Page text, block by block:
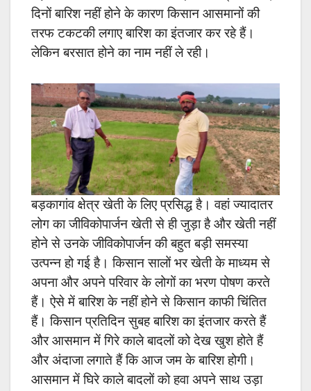
दिनों बारिश नहीं होने के कारण किसान आसमानों की
तरफ टकटकी लगाए बारिश का इंतजार कर रहे हैं।
लेकिन बरसात होने का नाम नहीं ले रही।
बड़कागांव क्षेत्र खेती के लिए प्रसिद्ध है। वहां ज्यादातर
लोग का जीविकोपार्जन खेती से ही जुड़ा है और खेती नहीं
होने से उनके जीविकोपार्जन की बहुत बड़ी समस्या
उत्पन्न हो गई है। किसान सालों भर खेती के माध्यम से
अपना और अपने परिवार के लोगों का भरण पोषण करते
हैं। ऐसे में बारिश के नहीं होने से किसान काफी चिंतित
हैं। किसान प्रतिदिन सुबह बारिश का इंतजार करते हैं
और आसमान में गिरे काले बादलों को देख खुश होते हैं
और अंदाजा लगाते हैं कि आज जम के बारिश होगी।
आसमान में घिरे काले बादलों को हवा अपने साथ उड़ा